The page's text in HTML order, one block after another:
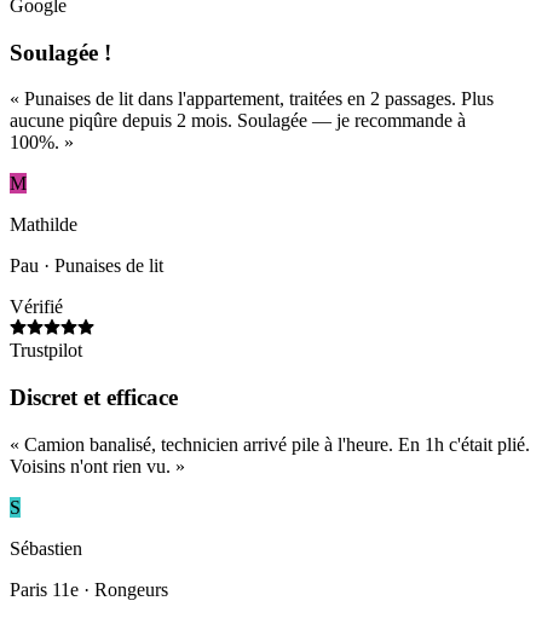
Google
Soulagée !
« Punaises de lit dans l'appartement, traitées en 2 passages. Plus
aucune piqûre depuis 2 mois. Soulagée — je recommande à
100%. »
M
Mathilde
Pau · Punaises de lit
Vérifié
Trustpilot
Discret et efficace
« Camion banalisé, technicien arrivé pile à l'heure. En 1h c'était plié.
Voisins n'ont rien vu. »
S
Sébastien
Paris 11e · Rongeurs